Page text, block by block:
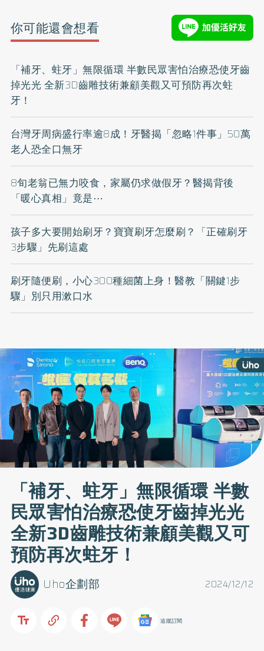
你可能還會想看
「補牙、蛀牙」無限循環 半數民眾害怕治療恐使牙齒
掉光光 全新3D齒雕技術兼顧美觀又可預防再次蛀
牙！
台灣牙周病盛行率逾8成！牙醫揭「忽略1件事」50萬
老人恐全口無牙
8旬老翁已無力咬食，家屬仍求做假牙？醫揭背後
「暖心真相」竟是⋯
孩子多大要開始刷牙？寶寶刷牙怎麼刷？「正確刷牙
3步驟」先刷這處
刷牙隨便刷，小心300種細菌上身！醫教「關鍵1步
驟」別只用漱口水
「補牙、蛀牙」無限循環 半數
民眾害怕治療恐使牙齒掉光光
全新3D齒雕技術兼顧美觀又可
預防再次蛀牙！
2024/12/12
Uho企劃部
追蹤訂閱